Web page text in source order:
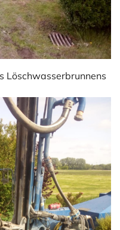
Löschwasserbrunnens